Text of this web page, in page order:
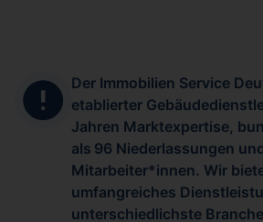
Der Immobilien Service
etablierter
Jahren Marktexpertise,
als 96 Niederlassungen
Mitarbeiter*innen. Wir
umfangreiches
unterschiedlichste